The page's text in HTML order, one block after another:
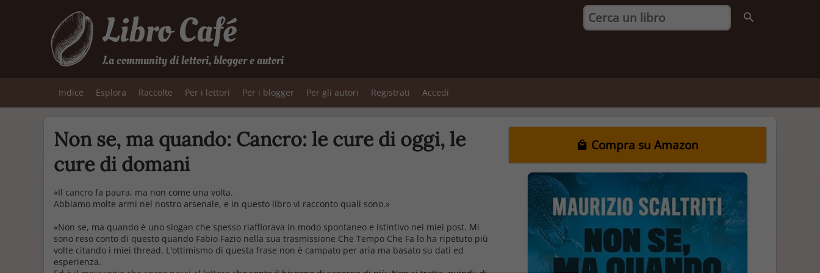
Libro Café
La community di lettori, blogger e autori
Indice Esplora Raccolte Per i lettori Per i blogger Per gli autori Registrati Accedi
Non se, ma quando: Cancro: le cure di oggi, le
cure di domani
Compra su Amazon
«Il cancro fa paura, ma non come una volta.
Abbiamo molte armi nel nostro arsenale, e in questo libro vi racconto quali sono.»
«Non se, ma quando è uno slogan che spesso riaffiorava in modo spontaneo e istintivo nei miei post. Mi
sono reso conto di questo quando Fabio Fazio nella sua trasmissione Che Tempo Che Fa lo ha ripetuto più
volte citando i miei thread. L'ottimismo di questa frase non è campato per aria ma basato su dati ed
esperienza.